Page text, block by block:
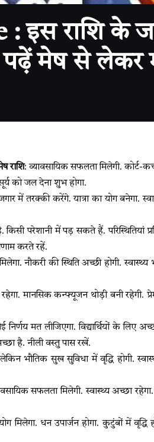
इस राशि के
पढ़ें मेष से लेकर
राशि: व्यावसायिक सफलता मिलेगी. कोर्ट-
को जल देना शुभ होगा.
में तरक्की करेंगे. यात्रा का योग बनेगा.
परेशानी में पड़ सकते हैं. परिस्थितियां
करते रहें.
नौकरी की स्थिति अच्छी होगी.
मानसिक कन्फ्यूजन थोड़ी बनी रहेगी.
मत लीजिएगा. विद्यार्थियों के लिए
है. नीली वस्तु पास रखें.
सुख सुविधा में वृद्धि होगी.
सफलता मिलेगी. स्वास्थ्य अच्छा
मिलेगा. धन उपार्जन होगा. कुटुंबों में वृद्धि